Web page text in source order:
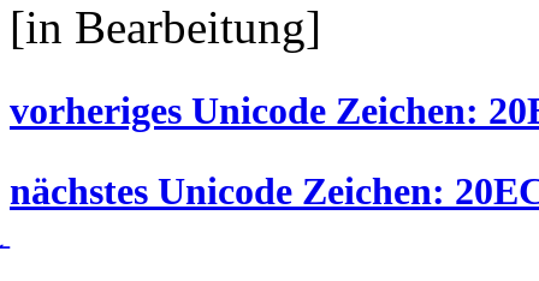
[in Bearbeitung]
vorheriges Unicode Zeichen:
nächstes Unicode Zeichen: